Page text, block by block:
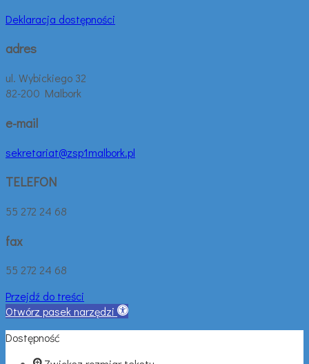
Deklaracja dostępności
adres
ul. Wybickiego 32
82-200 Malbork
e-mail
sekretariat@zsp1malbork.pl
TELEFON
55 272 24 68
fax
55 272 24 68
Przejdź do treści
Otwórz pasek narzędzi
Dostępność